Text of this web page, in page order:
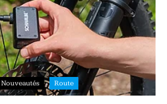
Nouveautés Route